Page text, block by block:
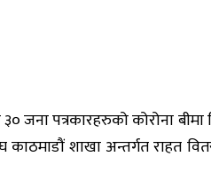
३० जना पत्रकारहरुको कोरोना
शाखा अन्तर्गत राहत